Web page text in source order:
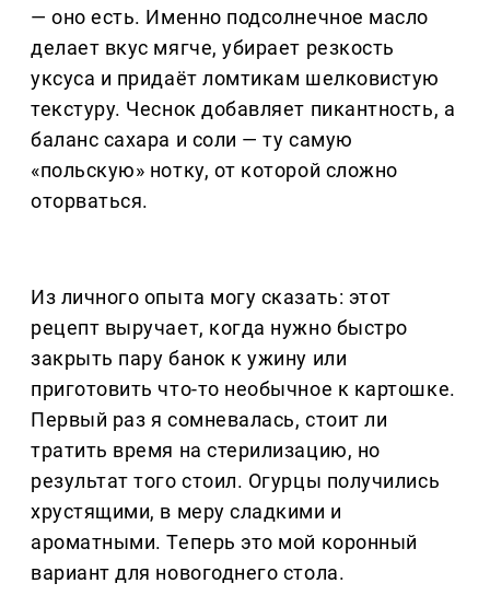
— оно есть. Именно подсолнечное масло
делает вкус мягче, убирает резкость
уксуса и придаёт ломтикам шелковистую
текстуру. Чеснок добавляет пикантность, а
баланс сахара и соли — ту самую
«польскую» нотку, от которой сложно
оторваться.
Из личного опыта могу сказать: этот
рецепт выручает, когда нужно быстро
закрыть пару банок к ужину или
приготовить что-то необычное к картошке.
Первый раз я сомневалась, стоит ли
тратить время на стерилизацию, но
результат того стоил. Огурцы получились
хрустящими, в меру сладкими и
ароматными. Теперь это мой коронный
вариант для новогоднего стола.